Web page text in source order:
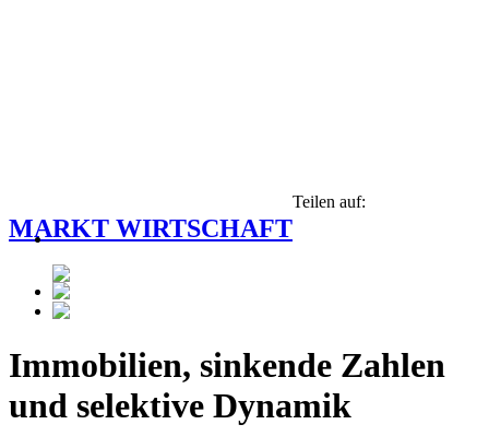
MARKT WIRTSCHAFT
Teilen auf:
Immobilien, sinkende Zahlen
und selektive Dynamik